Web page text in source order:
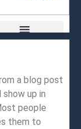
a blog post
up in
people
them to